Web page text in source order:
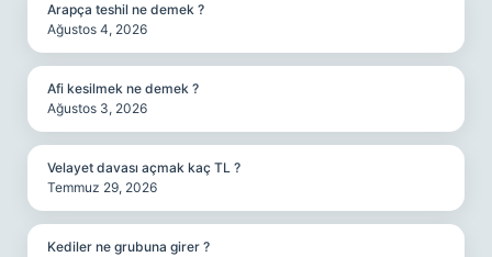
Arapça teshil ne demek ?
Ağustos 4, 2026
Afi kesilmek ne demek ?
Ağustos 3, 2026
Velayet davası açmak kaç TL ?
Temmuz 29, 2026
Kediler ne grubuna girer ?